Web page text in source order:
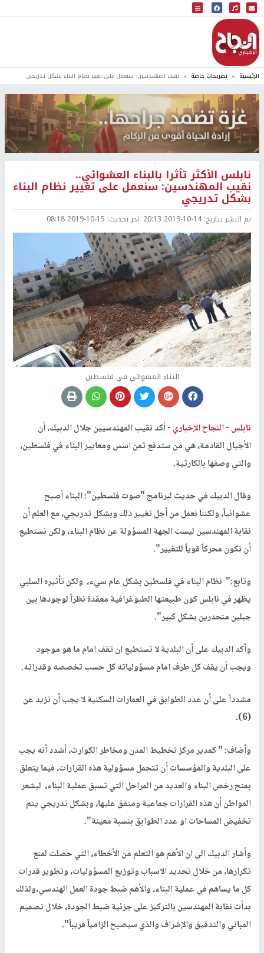
البث المباشر
إذاعة النجاح
الرئيسية تصريحات خاصة نقيب المهندسين: سنعمل على تغيير نظام البناء بشكل تدريجي
نابلس الأكثر تأثرا بالبناء العشوائي..
نقيب المهندسين: سنعمل على تغيير نظام البناء
بشكل تدريجي
تم النشر بتاريخ:2019-10-14 20:13 اخر تحديث: 2019-10-15 08:18
البناء العشوائي في فلسطين
نابلس -النجاح الإخباري -أكد نقيب المهندسيين جلال الدبيك، أن
الأجيال القادمة، هي من ستدفع ثمن اسس ومعايير البناء في فلسطين،
والتي وصفها بالكارثية.
وقال الدبيك في حديث لبرنامج "صوت فلسطين": البناء أصبح
عشوائياً، ولكننا نعمل من أجل تغيير ذلك وبشكل تدريجي، مع العلم أن
نقابة المهندسين ليست الجهة المسؤولة عن نظام البناء، ولكن نستطيع
أن نكون محركاً قوياً للتغيير".
وتابع:" نظام البناء في فلسطين بشكل عام سيء، ولكن تأثيره السلبي
يظهر في نابلس كون طبيعتها الطبوغرافية معقدة نظراً لوجودها بين
جبلين منحدرين بشكل كبير".
وأكد الدبيك على أن البلدية لا تستطيع ان تقف امام ما هو موجود
ويجب أن يقف كل طرف امام مسؤولياته كل حسب تخصصه وقدراته.
مشدداً على أن عدد الطوابق في العمارات السكنية لا يجب أن تزيد عن
(6).
وأضاف: " كمدير مركز تخطيط المدن ومخاطر الكوارث، أشدد أنه يجب
على البلدية والمؤسسات أن تتحمل مسؤولية هذه القرارات، فيما يتعلق
بمنح رخص البناء والعديد من المراحل التي تسبق عملية البناء، ليشعر
المواطن أن هذه القرارات جماعية ومتفق عليها، وبشكل تدريجي يتم
تخفيض المساحات او عدد الطوابق بنسبة معينة".
وأشار الدبيك الى ان الأهم هو التعلم من الأخطاء، التي حصلت لمنع
تكرارها، من خلال تحديد الاسباب وتوزيع المسؤوليات، وتطوير قدرات
كل ما يساهم في عملية البناء، والأهم ضبط جودة العمل الهندسي،ولذلك
بدأت نقابة المهندسين بالتركيز على جزئية ضبط الجودة، خلال تصميم
المباني والتدقيق والإشراف والذي سيصبح الزامياً قريباً".